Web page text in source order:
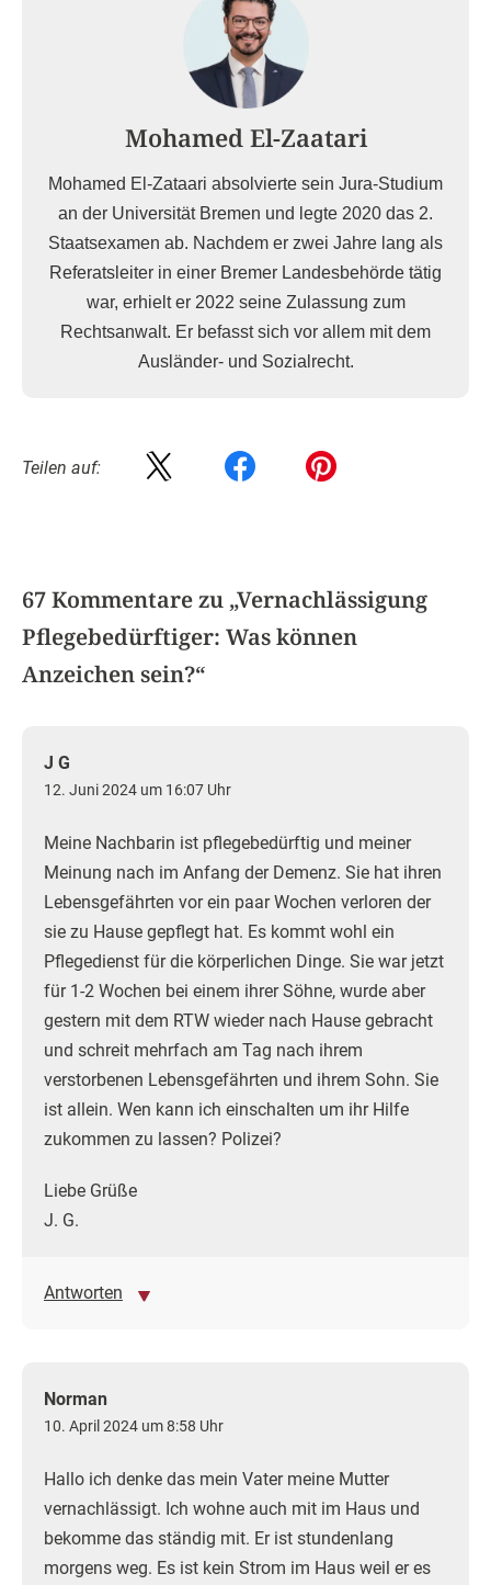
Mohamed El-Zaatari
Mohamed El-Zataari absolvierte sein Jura-Studium
an der Universität Bremen und legte 2020 das 2.
Staatsexamen ab. Nachdem er zwei Jahre lang als
Referatsleiter in einer Bremer Landesbehörde tätig
war, erhielt er 2022 seine Zulassung zum
Rechtsanwalt. Er befasst sich vor allem mit dem
Ausländer- und Sozialrecht.
Teilen auf:
67 Kommentare zu „Vernachlässigung
Pflegebedürftiger: Was können
Anzeichen sein?“
J G
12. Juni 2024 um 16:07 Uhr
Meine Nachbarin ist pflegebedürftig und meiner
Meinung nach im Anfang der Demenz. Sie hat ihren
Lebensgefährten vor ein paar Wochen verloren der
sie zu Hause gepflegt hat. Es kommt wohl ein
Pflegedienst für die körperlichen Dinge. Sie war jetzt
für 1-2 Wochen bei einem ihrer Söhne, wurde aber
gestern mit dem RTW wieder nach Hause gebracht
und schreit mehrfach am Tag nach ihrem
verstorbenen Lebensgefährten und ihrem Sohn. Sie
ist allein. Wen kann ich einschalten um ihr Hilfe
zukommen zu lassen? Polizei?
Liebe Grüße
J. G.
Antworten
Norman
10. April 2024 um 8:58 Uhr
Hallo ich denke das mein Vater meine Mutter
vernachlässigt. Ich wohne auch mit im Haus und
bekomme das ständig mit. Er ist stundenlang
morgens weg. Es ist kein Strom im Haus weil er es